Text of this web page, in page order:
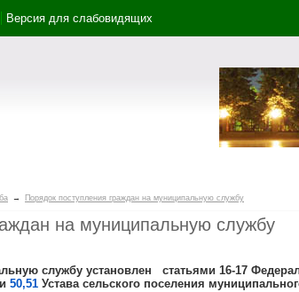
Версия для слабовидящих
→ Порядок поступления граждан на муниципальную службу
на муниципальную службу
службу установлен статьями 16-17
50,51 Устава сельского поселения